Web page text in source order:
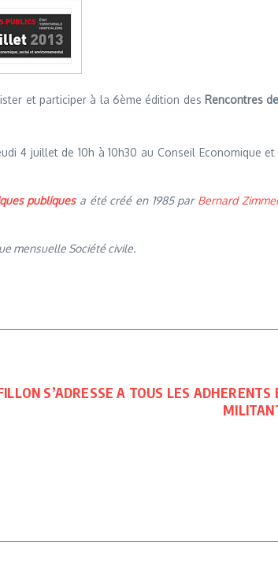
et participer à la 6ème édition des Rencontres
4 juillet de 10h à 10h30 au Conseil Economique et
publiquesa été créé en 1985 par Bernard
mensuelle Société civile.
S’ADRESSE A TOUS LES ADHERENTS